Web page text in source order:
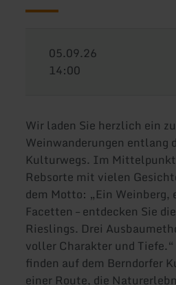
05.09.26
14:00
Wir laden Sie herzlich ein
Weinwanderungen entlang
Kulturwegs. Im
Rebsorte mit vielen
dem Motto: „Ein Weinberg,
Facetten – entdecken Sie
Rieslings. Drei
voller Charakter und
finden auf dem Berndorfer
einer Route, die